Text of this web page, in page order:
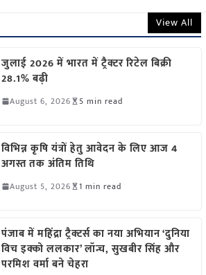
View All
जुलाई 2026 में भारत में ट्रैक्टर रिटेल बिक्री
28.1% बढ़ी
August 6, 2026 5 min read
विभिन्न कृषि यंत्रों हेतु आवेदन के लिए आज 4
अगस्त तक अंतिम तिथि
August 5, 2026 1 min read
पंजाब में महिंद्रा ट्रैक्टर्स का नया अभियान ‘दुनिया
विच इक्को ललकार’ लॉन्च, सुखबीर सिंह और
परमिश वर्मा बने चेहरा